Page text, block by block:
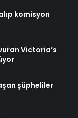
komisyon
Victoria’s
şüpheliler